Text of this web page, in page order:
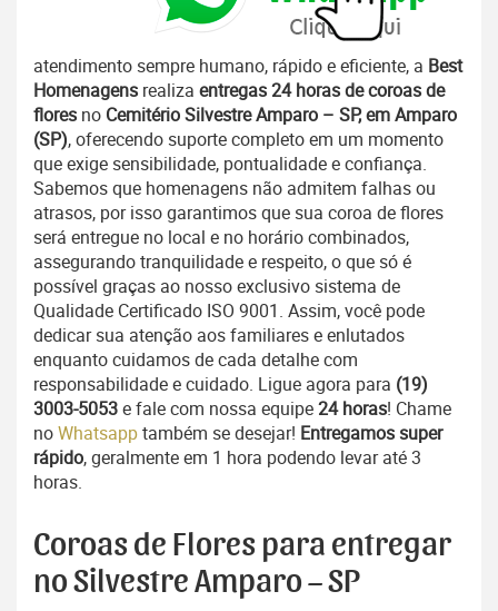
atendimento sempre humano, rápido e eficiente, a Best
Homenagens realiza entregas 24 horas de coroas de
flores no Cemitério Silvestre Amparo – SP, em Amparo
(SP), oferecendo suporte completo em um momento
que exige sensibilidade, pontualidade e confiança.
Sabemos que homenagens não admitem falhas ou
atrasos, por isso garantimos que sua coroa de flores
será entregue no local e no horário combinados,
assegurando tranquilidade e respeito, o que só é
possível graças ao nosso exclusivo sistema de
Qualidade Certificado ISO 9001. Assim, você pode
dedicar sua atenção aos familiares e enlutados
enquanto cuidamos de cada detalhe com
responsabilidade e cuidado. Ligue agora para (19)
3003-5053e fale com nossa equipe24 horas! Chame
noWhatsapptambém se desejar! Entregamos super
rápido, geralmente em 1 hora podendo levar até 3
horas.
Coroas de Flores para entregar
no Silvestre Amparo – SP